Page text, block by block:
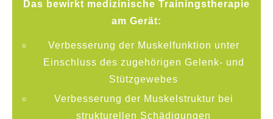
Das bewirkt medizinische Trainingstherapie
am Gerät:
Verbesserung der Muskelfunktion unter
Einschluss des zugehörigen Gelenk- und
Stützgewebes
Verbesserung der Muskelstruktur bei
strukturellen Schädigungen